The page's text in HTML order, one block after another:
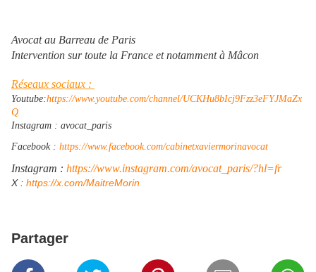
Avocat au Barreau de Paris
Intervention sur toute la France et notamment à Mâcon
Réseaux sociaux :
Youtube:https://www.youtube.com/channel/UCKHu8bIcj9Fzz3eFYJMaZx
Q
Instagram : avocat_paris
Facebook : https://www.facebook.com/cabinetxaviermorinavocat
Instagram : https://www.instagram.com/avocat_paris/?hl=fr
​X : https://x.com/MaitreMorin
Partager